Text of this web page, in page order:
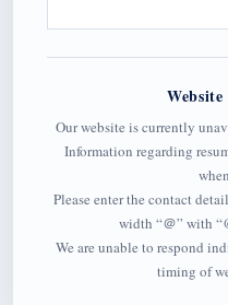
Our website is currently
Information regarding
Please enter the contact
width “＠” with
We are unable to respond
timing of